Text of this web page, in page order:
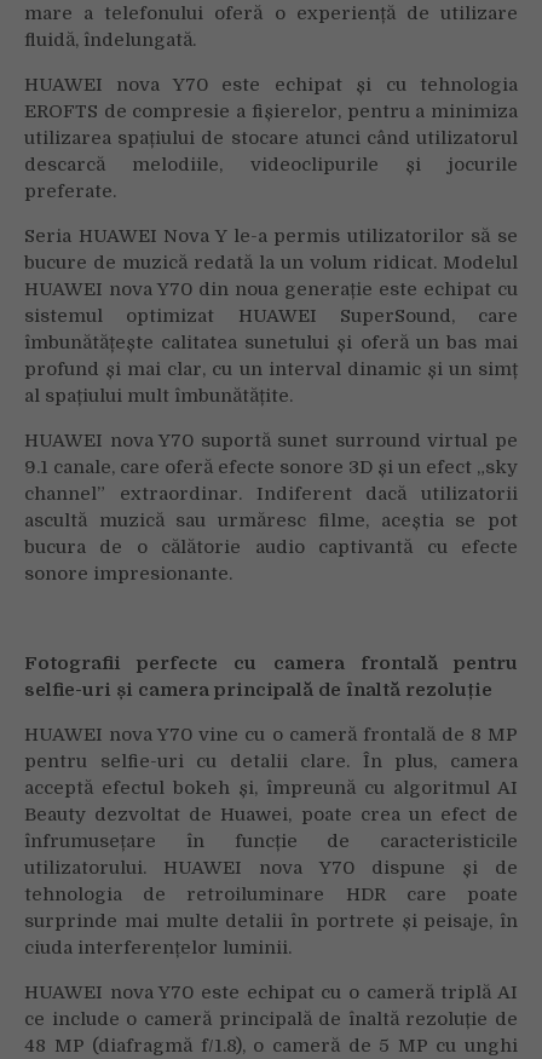
mare a telefonului oferă o experiență de utilizare
fluidă, îndelungată.
HUAWEI nova Y70 este echipat și cu tehnologia
EROFTS de compresie a fișierelor, pentru a minimiza
utilizarea spațiului de stocare atunci când utilizatorul
descarcă melodiile, videoclipurile și jocurile
preferate.
Seria HUAWEI Nova Y le-a permis utilizatorilor să se
bucure de muzică redată la un volum ridicat. Modelul
HUAWEI nova Y70 din noua generație este echipat cu
sistemul optimizat HUAWEI SuperSound, care
îmbunătățește calitatea sunetului și oferă un bas mai
profund și mai clar, cu un interval dinamic și un simț
al spațiului mult îmbunătățite.
HUAWEI nova Y70 suportă sunet surround virtual pe
9.1 canale, care oferă efecte sonore 3D și un efect „sky
channel” extraordinar. Indiferent dacă utilizatorii
ascultă muzică sau urmăresc filme, aceștia se pot
bucura de o călătorie audio captivantă cu efecte
sonore impresionante.
Fotografii perfecte cu camera frontală pentru
selfie-uri și camera principală de înaltă rezoluție
HUAWEI nova Y70 vine cu o cameră frontală de 8 MP
pentru selfie-uri cu detalii clare. În plus, camera
acceptă efectul bokeh și, împreună cu algoritmul AI
Beauty dezvoltat de Huawei, poate crea un efect de
înfrumusețare în funcție de caracteristicile
utilizatorului. HUAWEI nova Y70 dispune și de
tehnologia de retroiluminare HDR care poate
surprinde mai multe detalii în portrete și peisaje, în
ciuda interferențelor luminii.
HUAWEI nova Y70 este echipat cu o cameră triplă AI
ce include o cameră principală de înaltă rezoluție de
48 MP (diafragmă f/1.8), o cameră de 5 MP cu unghi